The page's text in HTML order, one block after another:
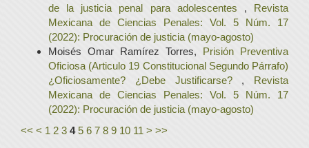
de la justicia penal para adolescentes , Revista
Mexicana de Ciencias Penales: Vol. 5 Núm. 17
(2022): Procuración de justicia (mayo-agosto)
Moisés Omar Ramírez Torres, Prisión Preventiva
Oficiosa (Articulo 19 Constitucional Segundo Párrafo)
¿Oficiosamente? ¿Debe Justificarse? , Revista
Mexicana de Ciencias Penales: Vol. 5 Núm. 17
(2022): Procuración de justicia (mayo-agosto)
<< < 1 2 3 4 5 6 7 8 9 10 11 > >>